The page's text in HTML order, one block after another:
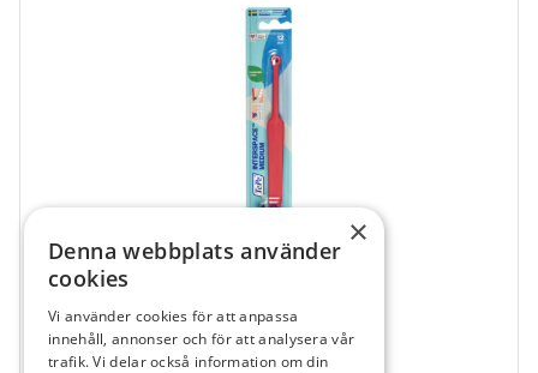
729237
TePe Tandborste Interspace, medium
×
Denna webbplats använder
cookies
Vi använder cookies för att anpassa
innehåll, annonser och för att analysera vår
trafik. Vi delar också information om din